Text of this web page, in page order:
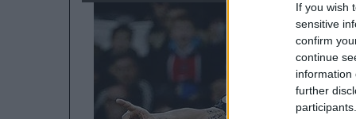
If you wish
sensitive
confirm
continue
information
further